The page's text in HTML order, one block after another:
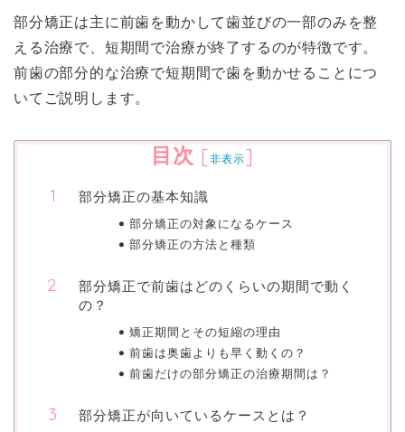
部分矯正は主に前歯を動かして歯並びの一部のみを整
える治療で、短期間で治療が終了するのが特徴です。
前歯の部分的な治療で短期間で歯を動かせることにつ
いてご説明します。
目次 [非表示]
部分矯正の基本知識
部分矯正の対象になるケース
部分矯正の方法と種類
部分矯正で前歯はどのくらいの期間で動く
の？
矯正期間とその短縮の理由
前歯は奥歯よりも早く動くの？
前歯だけの部分矯正の治療期間は？
部分矯正が向いているケースとは？